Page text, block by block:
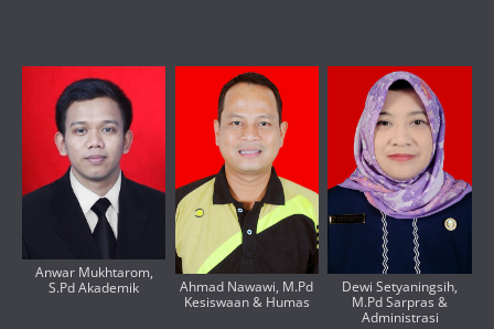
Anwar Mukhtarom,
S.Pd Akademik
Ahmad Nawawi, M.Pd
Kesiswaan & Humas
Dewi Setyaningsih,
M.Pd Sarpras &
Administrasi